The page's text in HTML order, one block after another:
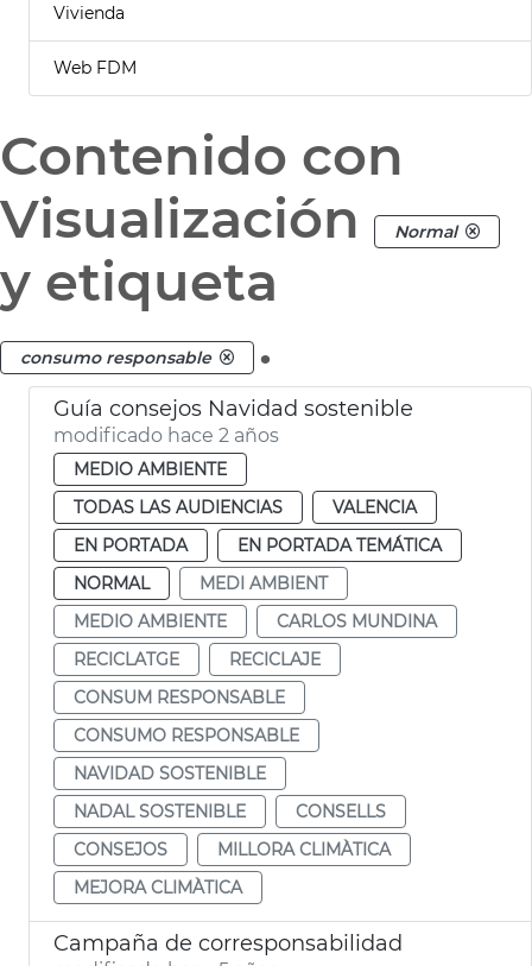
Vivienda
Web FDM
Contenido con
Visualización
Normal
y etiqueta
consumo responsable .
Guía consejos Navidad sostenible
modificado hace 2 años
MEDIO AMBIENTE
TODAS LAS AUDIENCIAS
VALENCIA
EN PORTADA
EN PORTADA TEMÁTICA
NORMAL
MEDI AMBIENT
MEDIO AMBIENTE
CARLOS MUNDINA
RECICLATGE
RECICLAJE
CONSUM RESPONSABLE
CONSUMO RESPONSABLE
NAVIDAD SOSTENIBLE
NADAL SOSTENIBLE
CONSELLS
CONSEJOS
MILLORA CLIMÀTICA
MEJORA CLIMÀTICA
Campaña de corresponsabilidad